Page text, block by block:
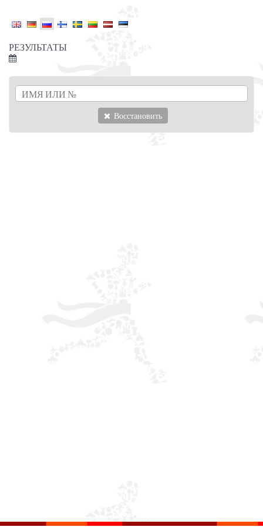
РЕЗУЛЬТАТЫ
Восстановить